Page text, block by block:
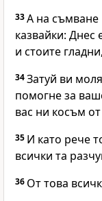
33А на съмване
казвайки: Днес
и стоите
34Затуй ви
помогне за
вас ни косъм
35 И като рече
всички та
36 От това